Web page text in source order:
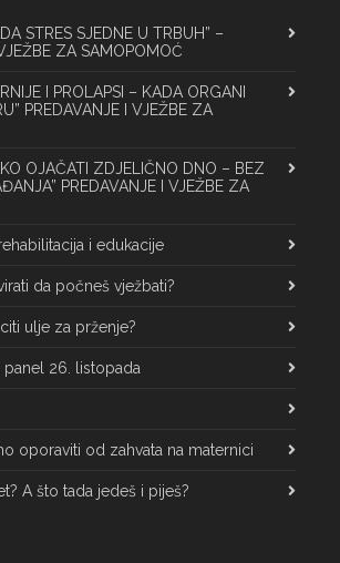
STRES SJEDNE U TRBUH” –
ZA SAMOPOMOĆ
I PROLAPSI – KADA ORGANI
PREDAVANJE I VJEŽBE ZA
OJAČATI ZDJELIČNO DNO – BEZ
PREDAVANJE I VJEŽBE ZA
i edukacije
da počneš vježbati?
ulje za prženje?
panel 26. listopada
oporaviti od zahvata na maternici
A što tada jedeš i piješ?